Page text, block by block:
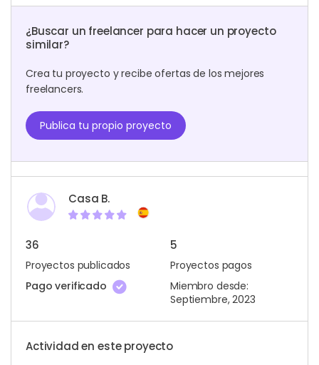
¿Buscar un freelancer para hacer un proyecto
similar?
Crea tu proyecto y recibe ofertas de los mejores
freelancers.
Publica tu propio proyecto
Casa B.
36
Proyectos publicados
5
Proyectos pagos
Pago verificado
Miembro desde:
Septiembre, 2023
Actividad en este proyecto